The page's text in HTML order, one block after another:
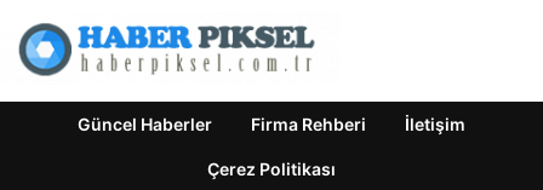
Güncel Haberler Firma Rehberi İletişim
Çerez Politikası